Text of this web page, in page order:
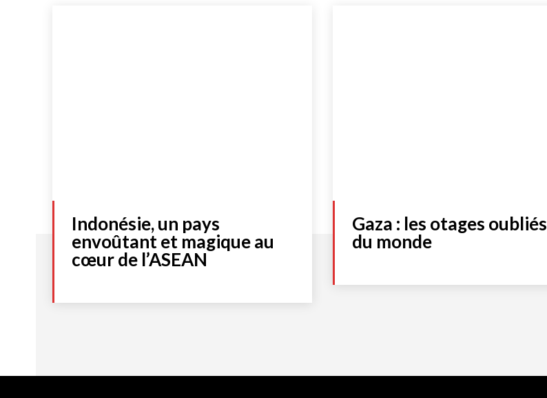
Indonésie, un pays
envoûtant et magique au
cœur de l’ASEAN
Gaza : les otages oubliés
du monde